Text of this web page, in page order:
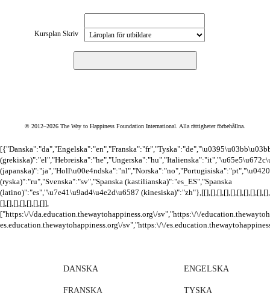
Kursplan Skriv
© 2012–2026 The Way to Happiness Foundation International. Alla rättigheter förbehållna.
(ryska)":"ru","Svenska":"sv","Spanska (kastilianska)":"es_ES","Spanska
(latino)":"es","\u7e41\u9ad4\u4e2d\u6587 (kinesiska)":"zh"},[[],[],[],[],[],[],[],[],[],[],
[],[],[],[],[],[],[]],
["https:\/\/da.education.thewaytohappiness.org\/sv","https:\/\/
es.education.thewaytohappiness.org\/sv","https:\/\/
DANSKA ENGELSKA
FRANSKA TYSKA